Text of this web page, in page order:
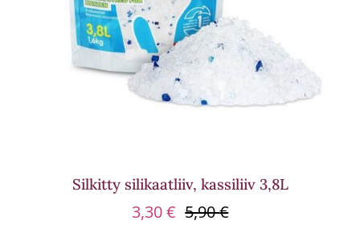
Silkitty silikaatliiv, kassiliiv 3,8L
5,90€Algne
3,30€
Praegune